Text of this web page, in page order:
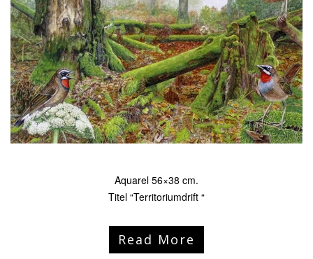
Aquarel 56×38 cm.
Titel “Territoriumdrift “
Read More